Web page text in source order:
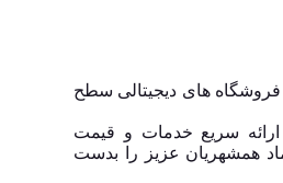
فروشگاه های دیجیتالی سطح
ارائه سریع خدمات و قیمت
همشهریان عزیز را بدست